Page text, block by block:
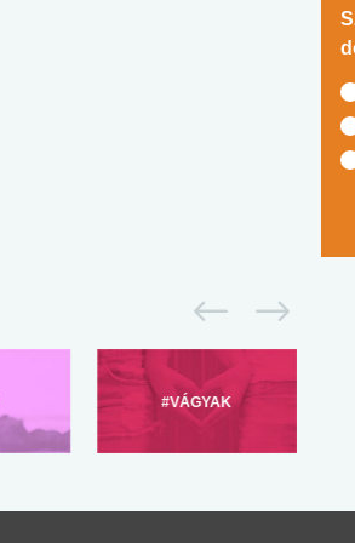
#VÁGYAK